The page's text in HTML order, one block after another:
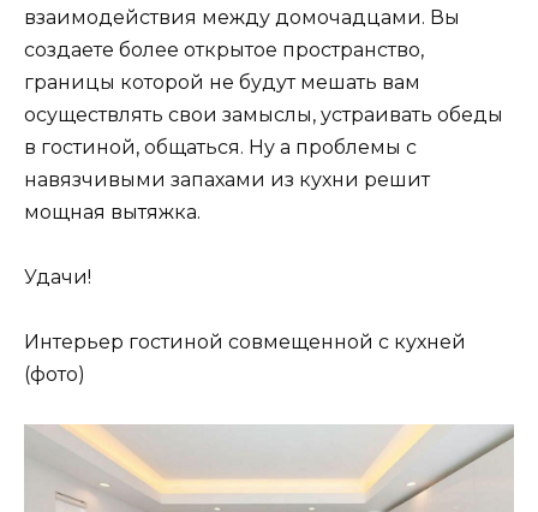
взаимодействия между домочадцами. Вы
создаете более открытое пространство,
границы которой не будут мешать вам
осуществлять свои замыслы, устраивать обеды
в гостиной, общаться. Ну а проблемы с
навязчивыми запахами из кухни решит
мощная вытяжка.
Удачи!
Интерьер гостиной совмещенной с кухней
(фото)